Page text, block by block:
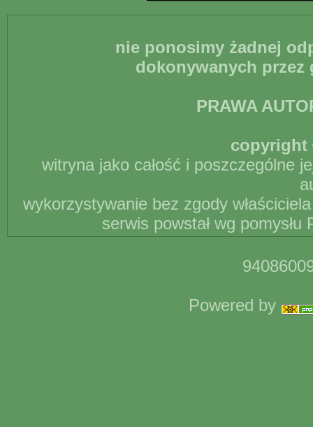
nie ponosimy żadnej
dokonywanych
PRAWA
copyright
witryna jako całość i poszczególne
wykorzystywanie bez zgody
serwis powstał wg
Powered by